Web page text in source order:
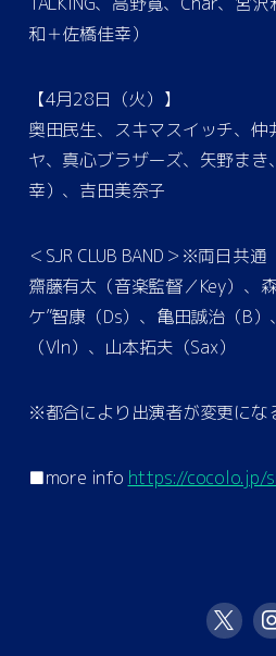
和＋佐橋佳幸）
【4月28日（火）】
奥田民生、スキマスイッチ、仲
ヤ、真心ブラザーズ、矢野ま
幸）、吉田美奈子
＜SJR CLUB BAND＞※両日共通
齋藤有太（音楽監督／Key）、
ケ”智康（Ds）、亀田誠治（B
（Vln）、山本拓夫（Sax）
※都合により出演者が変更にな
■more info https://cocolo.jp/